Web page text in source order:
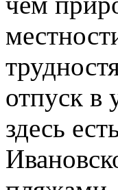
отпуск в
здесь